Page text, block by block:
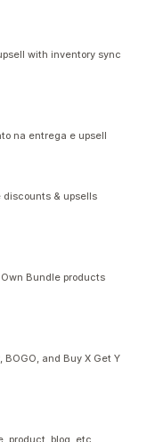
with inventory sync
na entrega e upsell
discounts & upsells
Bundle products
and Buy X Get Y
product, blog, etc.